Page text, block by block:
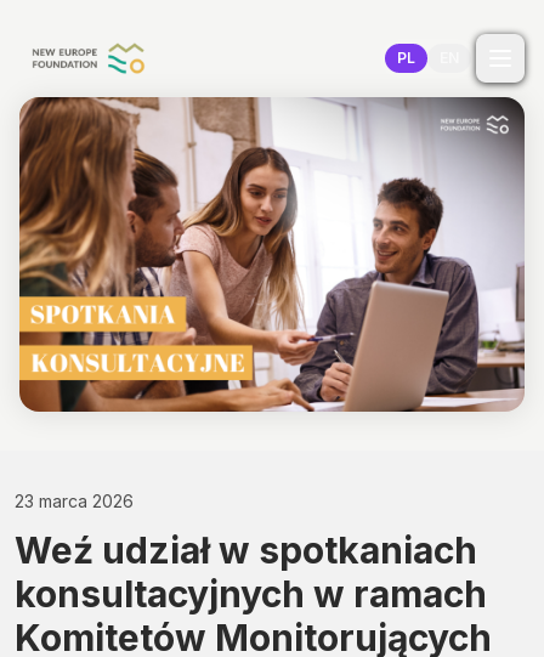
PL
23 marca 2026
Weź udział w spotkaniach
konsultacyjnych w ramach
Komitetów Monitorujących